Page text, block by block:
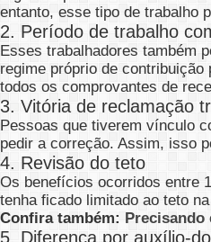
entanto, esse tipo de trabalho
2. Período de trabalho
Esses trabalhadores também
regime próprio de
todos os comprovantes de
3. Vitória de reclamação
Pessoas que tiverem vínculo
pedir a correção. Assim, isso
4. Revisão do teto
Os benefícios ocorridos entre
tenha ficado limitado ao teto
Confira também:
5. Diferença por auxílio-